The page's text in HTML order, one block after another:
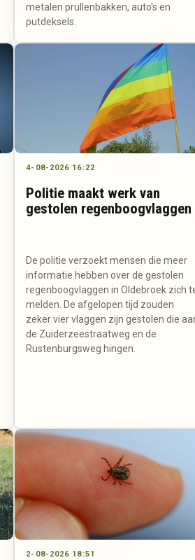
metalen prullenbakken, auto's en
putdeksels.
4-08-2026 16:22
Politie maakt werk van
gestolen regenboogvlaggen
De politie verzoekt mensen die meer
informatie hebben over de gestolen
regenboogvlaggen in Oldebroek zich
melden. De afgelopen tijd zouden
zeker vier vlaggen zijn gestolen die
de Zuiderzeestraatweg en de
Rustenburgsweg hingen.
2-08-2026 18:51